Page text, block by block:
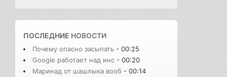
ПОСЛЕДНИЕ НОВОСТИ
Почему опасно засыпать - 00:25
Google работает над инс - 00:20
Маринад от шашлыка вооб - 00:14